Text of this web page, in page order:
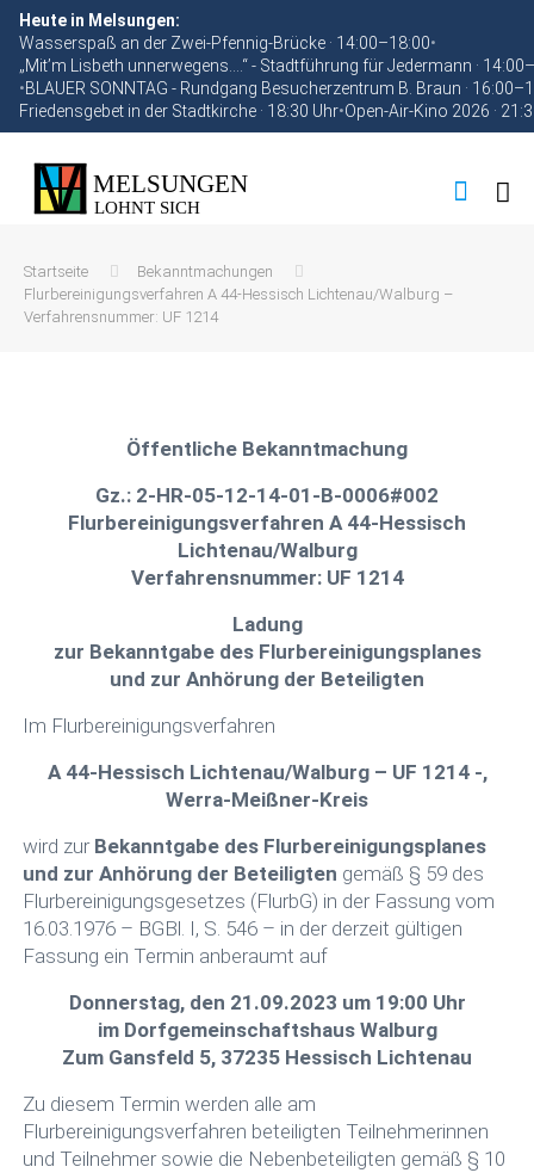
Heute in Melsungen:
Wasserspaß an der Zwei-Pfennig-Brücke · 14:00–18:00•
„Mit’m Lisbeth unnerwegens….“ - Stadtführung für Jedermann ·
•BLAUER SONNTAG - Rundgang Besucherzentrum B. Braun ·
Friedensgebet in der Stadtkirche · 18:30 Uhr•Open-Air-Kino 2026 ·
Startseite
Bekanntmachungen
Flurbereinigungsverfahren A 44-Hessisch Lichtenau/Walburg –
Verfahrensnummer: UF 1214
Öffentliche Bekanntmachung
Gz.: 2-HR-05-12-14-01-B-0006#002
Flurbereinigungsverfahren A 44-Hessisch
Lichtenau/Walburg
Verfahrensnummer: UF 1214
Ladung
zur Bekanntgabe des Flurbereinigungsplanes
und zur Anhörung der Beteiligten
Im Flurbereinigungsverfahren
A 44-Hessisch Lichtenau/Walburg – UF 1214 -,
Werra-Meißner-Kreis
wird zur Bekanntgabe des Flurbereinigungsplanes
und zur Anhörung der Beteiligten gemäß § 59 des
Flurbereinigungsgesetzes (FlurbG) in der Fassung vom
16.03.1976 – BGBl. I, S. 546 – in der derzeit gültigen
Fassung ein Termin anberaumt auf
Donnerstag, den 21.09.2023 um 19:00 Uhr
im Dorfgemeinschaftshaus Walburg
Zum Gansfeld 5, 37235 Hessisch Lichtenau
Zu diesem Termin werden alle am
Flurbereinigungsverfahren beteiligten Teilnehmerinnen
und Teilnehmer sowie die Nebenbeteiligten gemäß § 10